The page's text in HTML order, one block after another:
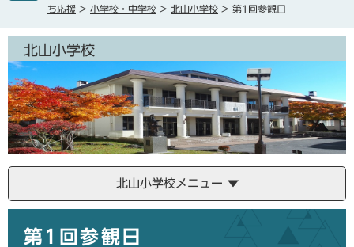
本
ち応援 > 小学校・中学校 > 北山小学校 > 第1回参観日
北山小学校
北山小学校メニュー
第1回参観日